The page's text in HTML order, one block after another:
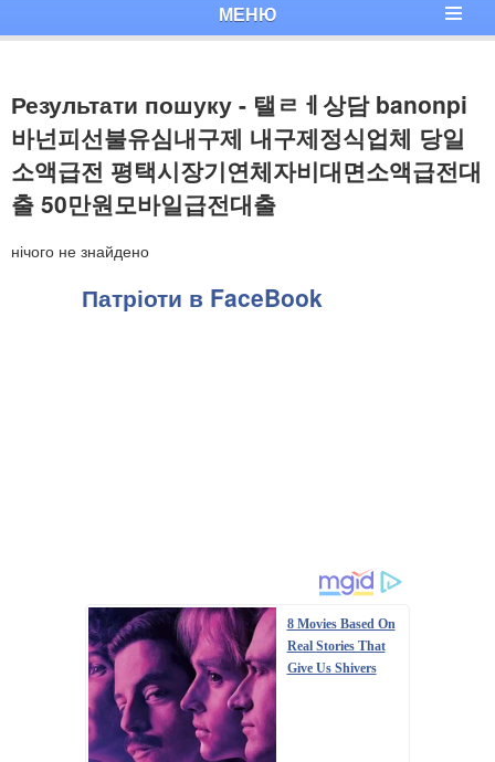
МЕНЮ
Результати пошуку - 탤ㄹㅔ상담 banonpi
바넌피선불유심내구제 내구제정식업체 당일
소액급전 평택시장기연체자비대면소액급전대
출 50만원모바일급전대출
нічого не знайдено
Патріоти в FaceBook
8 Movies Based On
Real Stories That
Give Us Shivers